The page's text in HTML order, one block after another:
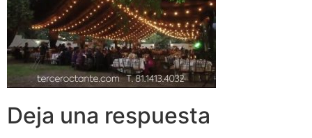
Deja una respuesta